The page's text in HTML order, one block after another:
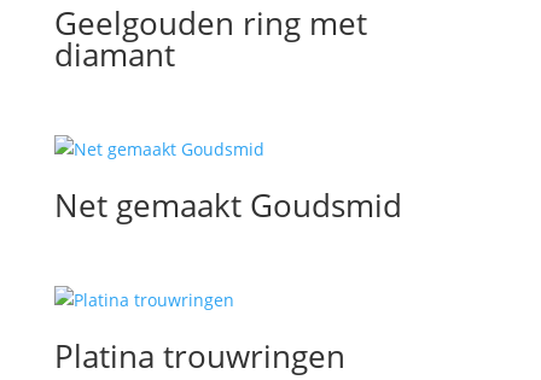
Geelgouden ring met
diamant
Net gemaakt Goudsmid
Platina trouwringen